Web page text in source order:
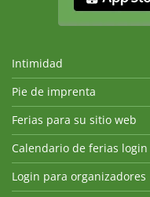
Intimidad
Pie de imprenta
Ferias para su sitio web
Calendario de ferias login
Login para organizadores